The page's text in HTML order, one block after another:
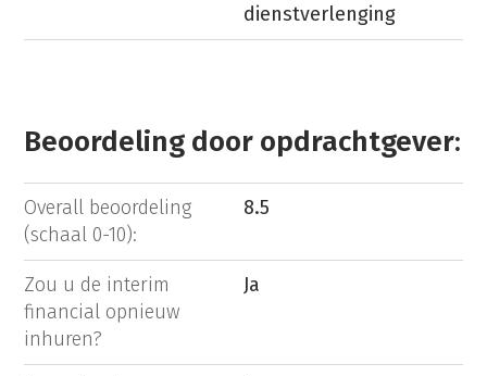
dienstverlenging
Beoordeling door opdrachtgever:
Overall beoordeling
(schaal 0-10):
8.5
Zou u de interim
financial opnieuw
inhuren?
Ja